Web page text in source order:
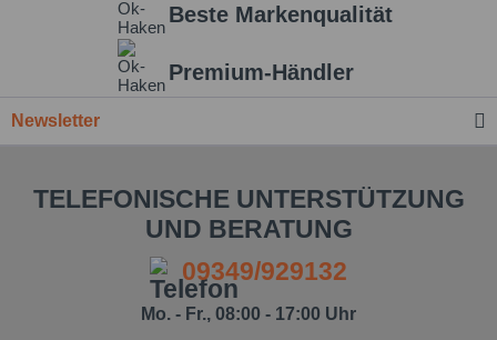
Beste Markenqualität
Premium-Händler
Newsletter
TELEFONISCHE UNTERSTÜTZUNG
UND BERATUNG
09349/929132
Mo. - Fr., 08:00 - 17:00 Uhr
Einstellungen speichern